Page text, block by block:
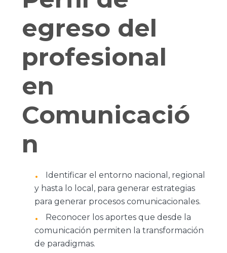
egreso del
profesional
en
Comunicació
n
Identificar el entorno nacional, regional
y hasta lo local, para generar estrategias
para generar procesos comunicacionales.
Reconocer los aportes que desde la
comunicación permiten la transformación
de paradigmas.